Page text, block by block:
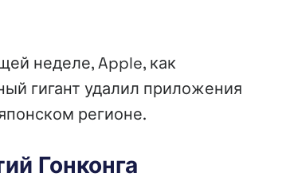
неделе, Apple, как
гигант удалил приложения
регионе.
Гонконга